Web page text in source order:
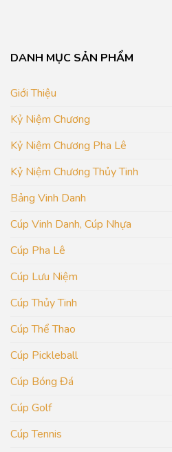
DANH MỤC SẢN PHẨM
Giới Thiệu
Kỷ Niệm Chương
Kỷ Niệm Chương Pha Lê
Kỷ Niệm Chương Thủy Tinh
Bảng Vinh Danh
Cúp Vinh Danh, Cúp Nhựa
Cúp Pha Lê
Cúp Lưu Niệm
Cúp Thủy Tinh
Cúp Thể Thao
Cúp Pickleball
Cúp Bóng Đá
Cúp Golf
Cúp Tennis